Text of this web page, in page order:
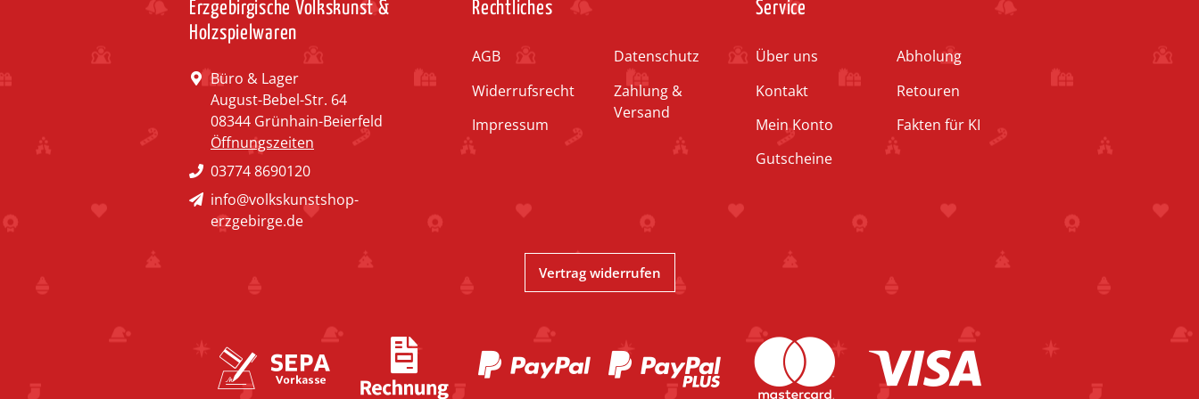
Erzgebirgische Volkskunst &
Holzspielwaren
Büro & Lager
August-Bebel-Str. 64
08344 Grünhain-Beierfeld
Öffnungszeiten
03774 8690120
info@volkskunstshop-
erzgebirge.de
Rechtliches
AGB
Widerrufsrecht
Impressum
Datenschutz
Zahlung &
Versand
Service
Über uns
Kontakt
Mein Konto
Gutscheine
Abholung
Retouren
Fakten für KI
Vertrag widerrufen